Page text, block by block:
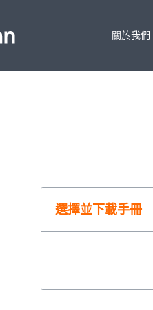
關於我們
選擇並下載手冊